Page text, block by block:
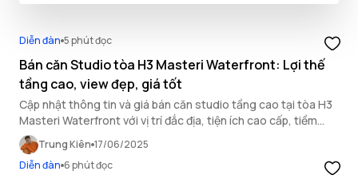
Diễn đàn 5 phút đọc
Bán căn Studio tòa H3 Masteri Waterfront: Lợi thế
tầng cao, view đẹp, giá tốt
Cập nhật thông tin và giá bán căn studio tầng cao tại tòa H3
Masteri Waterfront với vị trí đắc địa, tiện ích cao cấp, tiềm
năng đầu tư hấp dẫn.
Trung Kiên 17/06/2025
Diễn đàn 6 phút đọc